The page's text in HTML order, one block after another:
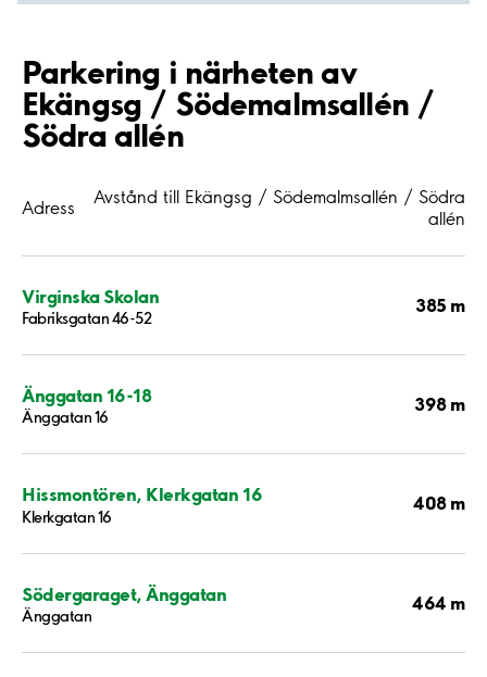
Parkering i närheten av
Ekängsg / Södemalmsallén /
Södra allén
Adress
Avstånd till Ekängsg / Södemalmsallén / Södra
allén
Virginska Skolan
Fabriksgatan 46-52
385 m
Änggatan 16-18
Änggatan 16
398 m
Hissmontören, Klerkgatan 16
Klerkgatan 16
408 m
Södergaraget, Änggatan
Änggatan
464 m